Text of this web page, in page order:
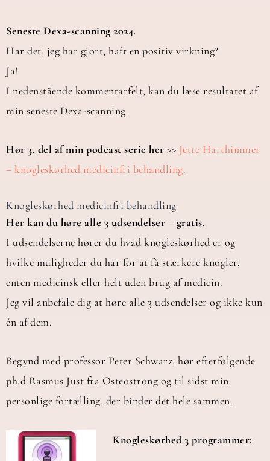
Seneste Dexa-scanning 2024.
Har det, jeg har gjort, haft en positiv virkning?
Ja!
I nedenstående kommentarfelt, kan du læse resultatet af
min seneste Dexa-scanning.
Hør 3. del af min podcast serie her >> Jette Harthimmer
– knogleskørhed medicinfri behandling.
Knogleskørhed medicinfri behandling
Her kan du høre alle 3 udsendelser – gratis.
I udsendelserne hører du hvad knogleskørhed er og
hvilke muligheder du har for at få stærkere knogler,
enten medicinsk eller helt uden brug af medicin.
Jeg vil anbefale dig at høre alle 3 udsendelser og ikke kun
én af dem.
Begynd med professor Peter Schwarz, hør efterfølgende
ph.d Rasmus Just fra Osteostrong og til sidst min
personlige fortælling, der binder det hele sammen.
Knogleskørhed 3 programmer: